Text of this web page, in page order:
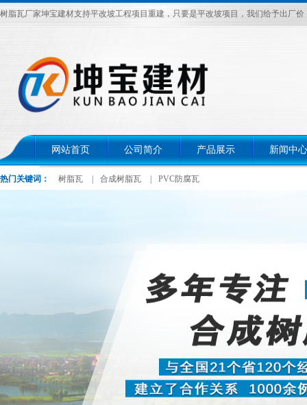
树脂瓦厂家坤宝建材支持平改坡工程项目重建，只要是平改坡项目，我们给予出厂价
网站首页 公司简介 产品展示 新闻中心
热门关键词： 树脂瓦 合成树脂瓦 PVC防腐瓦